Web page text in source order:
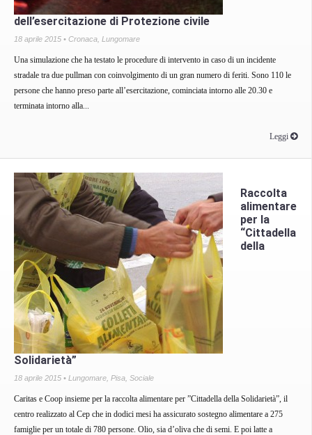
dell’esercitazione di Protezione civile
18 aprile 2015 • Cronaca Lungomare
Una simulazione che ha testato le procedure di intervento in caso di un incidente
stradale tra due pullman con coinvolgimento di un gran numero di feriti. Sono 110 le
persone che hanno preso parte all’esercitazione, cominciata intorno alle 20.30 e
terminata intorno alla...
Leggi
Raccolta
alimentare
per la
“Cittadella
della
Solidarietà”
18 aprile 2015 • Lungomare Pisa Sociale
Caritas e Coop insieme per la raccolta alimentare per ”Cittadella della Solidarietà”, il
centro realizzato al Cep che in dodici mesi ha assicurato sostegno alimentare a 275
famiglie per un totale di 780 persone. Olio, sia d’oliva che di semi. E poi latte a